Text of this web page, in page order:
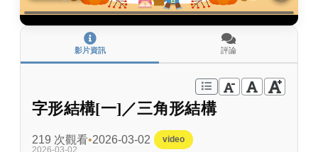
影片資訊 評論
字形結構[一]／三角形結構
219 次觀看 2026-03-02
video
2026-03-02